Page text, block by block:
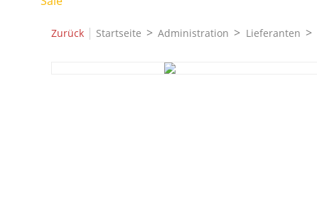
Zurück | Startseite Administration Lieferanten